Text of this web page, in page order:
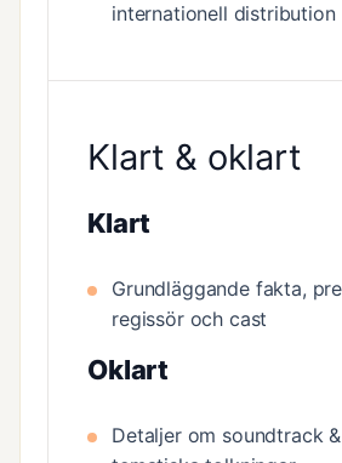
internationell distribution
Klart & oklart
Klart
Grundläggande fakta,
regissör och cast
Oklart
Detaljer om soundtrack